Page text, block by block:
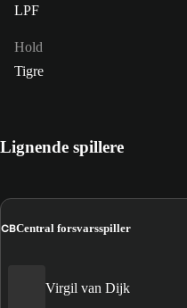
LPF
Hold
Tigre
Lignende spillere
CBCentral forsvarsspiller
Virgil van Dijk